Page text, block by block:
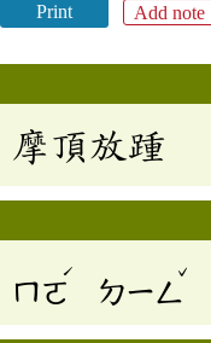
Print Add note
摩頂放踵
ㄇㄛ
ˊ
ㄉㄧㄥ
ˇ